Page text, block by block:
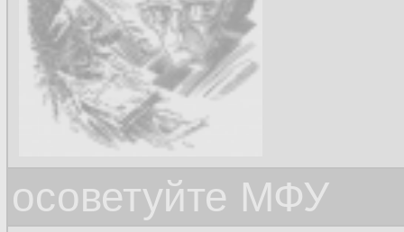
осоветуйте МФУ